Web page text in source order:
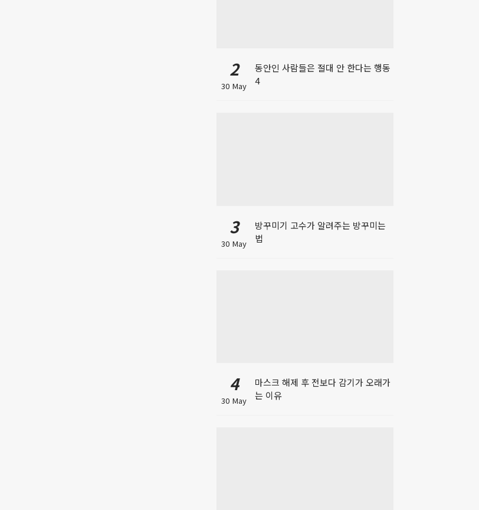
2
30 May
동안인 사람들은 절대 안 한다는 행동
4
3
30 May
방꾸미기 고수가 알려주는 방꾸미는
법
4
30 May
마스크 해제 후 전보다 감기가 오래가
는 이유